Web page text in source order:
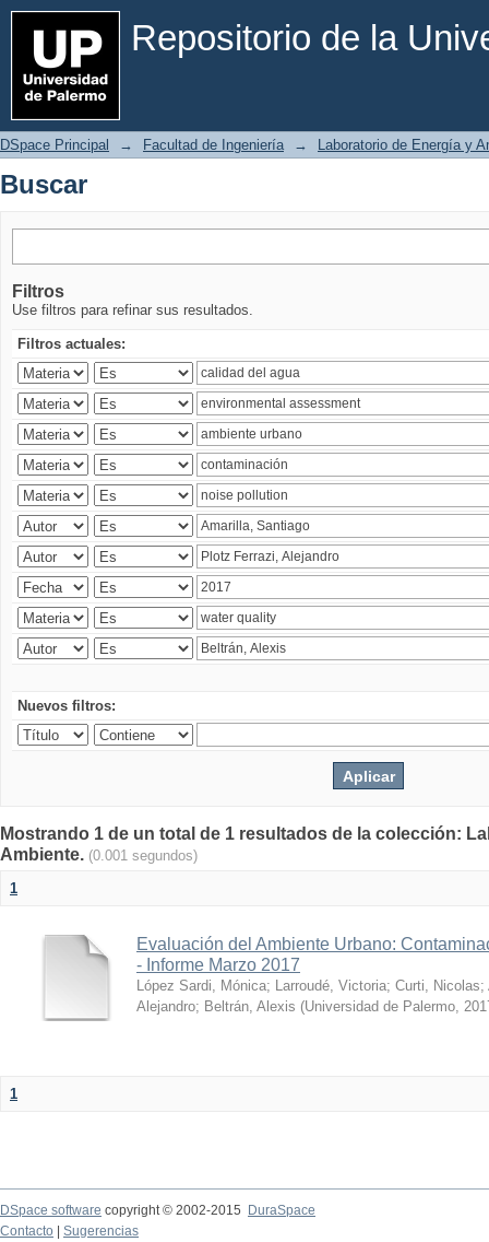
Repositorio de la
Buscar
DSpace Principal → Facultad de Ingeniería → Laboratorio de Energía y
Buscar
Filtros
Use filtros para refinar sus resultados.
Filtros actuales:
Nuevos filtros:
Mostrando 1 de un total de 1 resultados de la colección:
Ambiente. (0.001 segundos)
1
Evaluación del Ambiente Urbano:
- Informe Marzo 2017
López Sardi, Mónica; Larroudé, Victoria; Curti, Nicolas;
Alejandro; Beltrán, Alexis (Universidad de Palermo,
1
DSpace software copyright © 2002-2015
DuraSpace
Contacto
Sugerencias